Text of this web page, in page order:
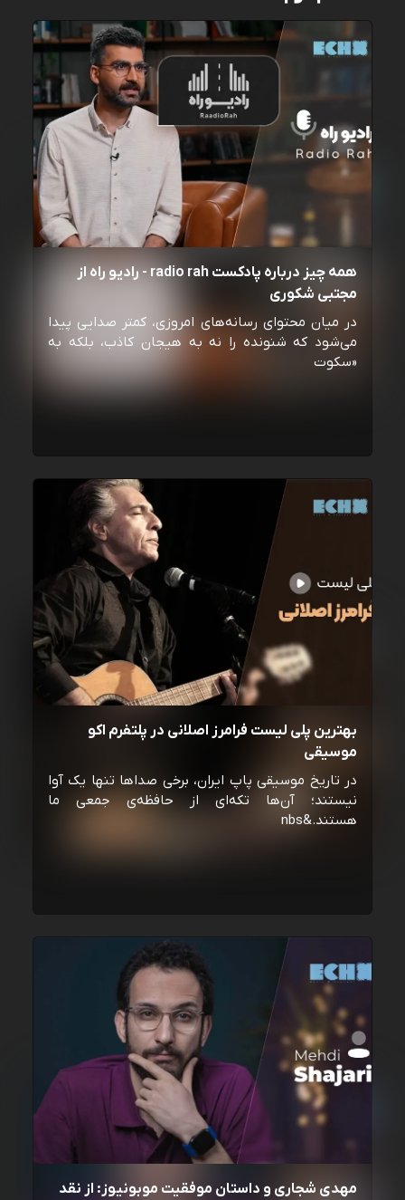
همه چیز درباره پادکست radio rah - رادیو راه از
مجتبی شکوری
در میان محتوای رسانه‌های امروزی، کمتر صدایی پیدا
می‌شود که شنونده را نه به هیجان کاذب، بلکه به
«سکوت
بهترین پلی لیست فرامرز اصلانی در پلتفرم اکو
موسیقی
در تاریخ موسیقی پاپ ایران، برخی صداها تنها یک آوا
نیستند؛ آن‌ها تکه‌ای از حافظه‌ی جمعی ما
هستند.&nbs
مهدی شجاری و داستان موفقیت موبونیوز: از نقد